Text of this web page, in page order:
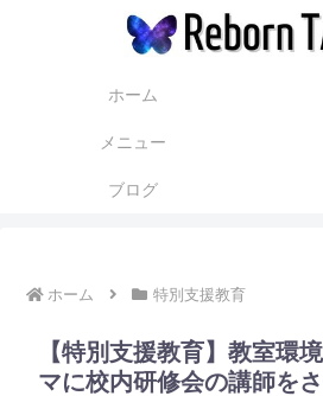
ホーム
メニュー
ブログ
ホーム 特別支援教育
【特別支援教育】教室環
マに校内研修会の講師を